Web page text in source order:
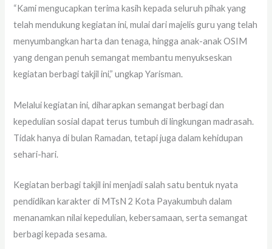
“Kami mengucapkan terima kasih kepada seluruh pihak yang
telah mendukung kegiatan ini, mulai dari majelis guru yang telah
menyumbangkan harta dan tenaga, hingga anak-anak OSIM
yang dengan penuh semangat membantu menyukseskan
kegiatan berbagi takjil ini,” ungkap Yarisman.
Melalui kegiatan ini, diharapkan semangat berbagi dan
kepedulian sosial dapat terus tumbuh di lingkungan madrasah.
Tidak hanya di bulan Ramadan, tetapi juga dalam kehidupan
sehari-hari.
Kegiatan berbagi takjil ini menjadi salah satu bentuk nyata
pendidikan karakter di MTsN 2 Kota Payakumbuh dalam
menanamkan nilai kepedulian, kebersamaan, serta semangat
berbagi kepada sesama.